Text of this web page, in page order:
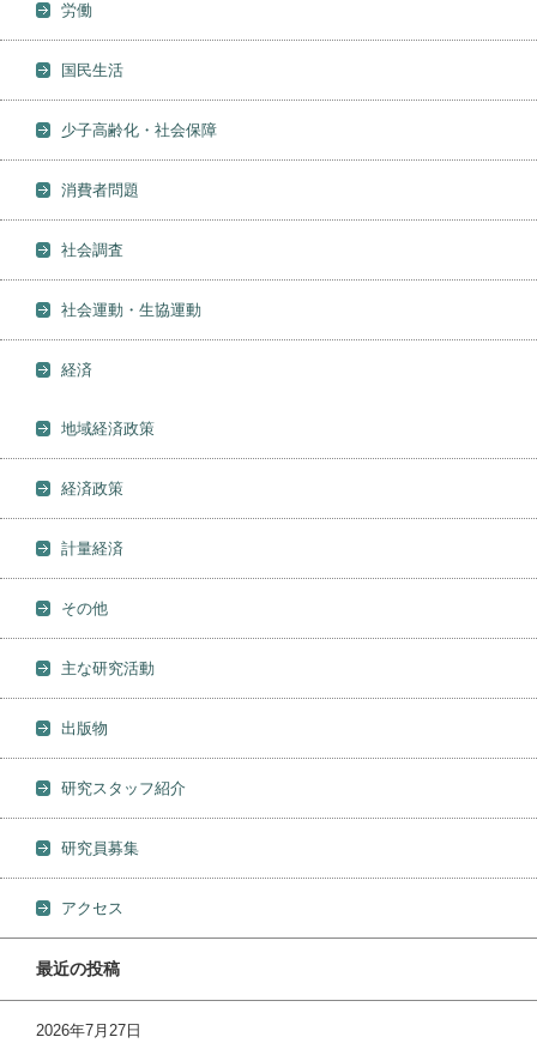
労働
国民生活
少子高齢化・社会保障
消費者問題
社会調査
社会運動・生協運動
経済
地域経済政策
経済政策
計量経済
その他
主な研究活動
出版物
研究スタッフ紹介
研究員募集
アクセス
最近の投稿
2026年7月27日